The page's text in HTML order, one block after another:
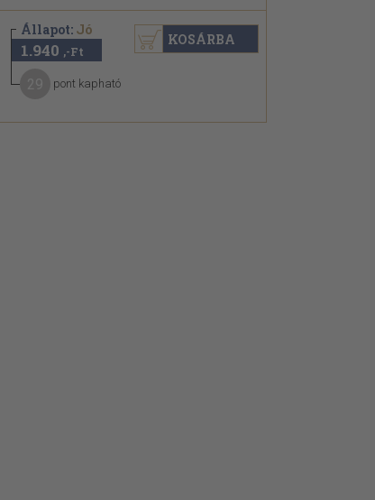
Állapot: Jó
1.940 ,-Ft
pont kapható
KOSÁRBA